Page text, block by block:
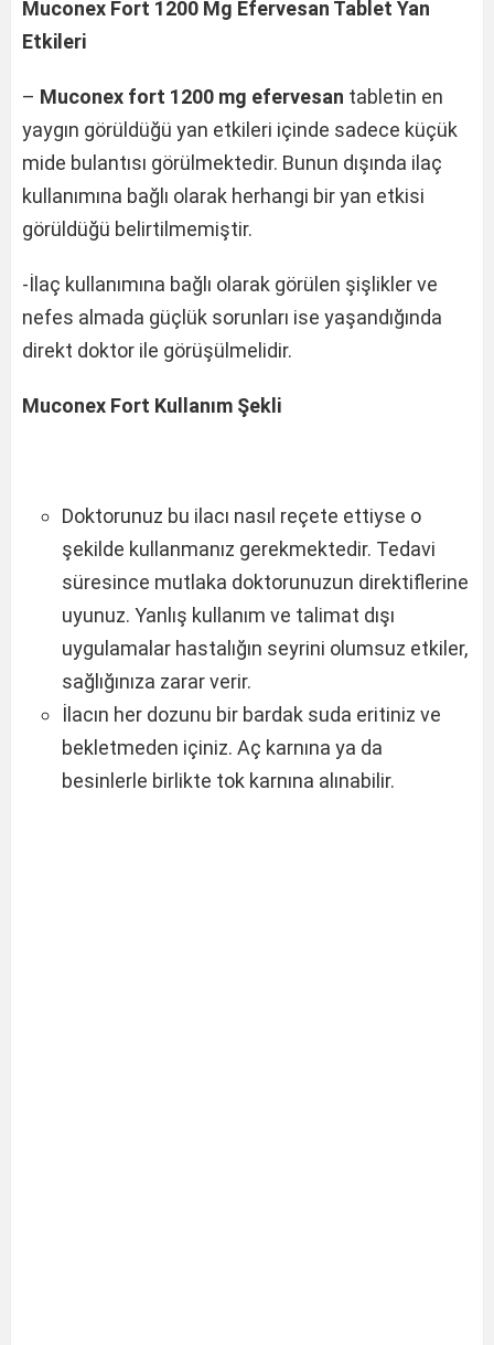
Muconex Fort 1200 Mg Efervesan Tablet Yan
Etkileri
– Muconex fort 1200 mg efervesan tabletin en
yaygın görüldüğü yan etkileri içinde sadece küçük
mide bulantısı görülmektedir. Bunun dışında ilaç
kullanımına bağlı olarak herhangi bir yan etkisi
görüldüğü belirtilmemiştir.
-İlaç kullanımına bağlı olarak görülen şişlikler ve
nefes almada güçlük sorunları ise yaşandığında
direkt doktor ile görüşülmelidir.
Muconex Fort Kullanım Şekli
Doktorunuz bu ilacı nasıl reçete ettiyse o
şekilde kullanmanız gerekmektedir. Tedavi
süresince mutlaka doktorunuzun direktiflerine
uyunuz. Yanlış kullanım ve talimat dışı
uygulamalar hastalığın seyrini olumsuz etkiler,
sağlığınıza zarar verir.
İlacın her dozunu bir bardak suda eritiniz ve
bekletmeden içiniz. Aç karnına ya da
besinlerle birlikte tok karnına alınabilir.